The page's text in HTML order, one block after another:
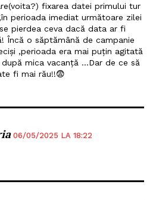
fixarea datei primului tur
perioada imediat următoare zilei
pierdea ceva dacă data ar fi
Încă o săptămână de campanie
,perioada era mai puțin agitată
mica vacanță …Dar de ce să
fi mai rău!!😨
06/05/2025 LA 18:22